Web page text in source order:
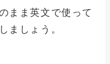
まま英文で使って
ましょう。